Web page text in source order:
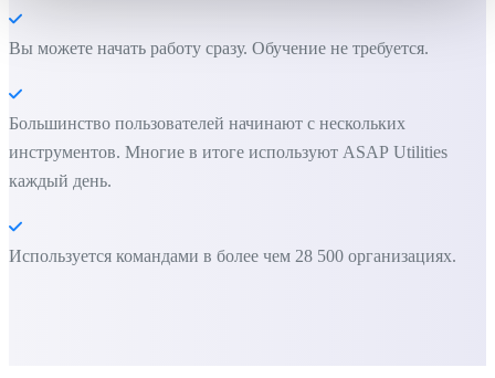
Вы можете начать работу сразу. Обучение не требуется.
Большинство пользователей начинают с нескольких
инструментов. Многие в итоге используют ASAP Utilities
каждый день.
Используется командами в более чем 28 500 организациях.